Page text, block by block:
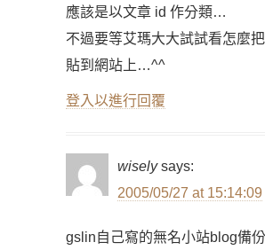
應該是以文章 id 作分類…
不過要等艾瑪大大試試看怎麼
貼到網站上…^^
登入以進行回覆
wisely says:
2005/05/27 at 15:14:09
gslin自己寫的無名小站blog備